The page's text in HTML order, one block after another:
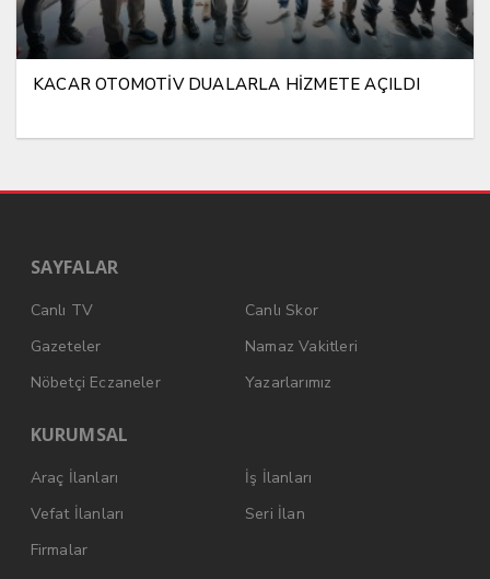
KACAR OTOMOTİV DUALARLA HİZMETE AÇILDI
SAYFALAR
Canlı TV
Canlı Skor
Gazeteler
Namaz Vakitleri
Nöbetçi Eczaneler
Yazarlarımız
KURUMSAL
Araç İlanları
İş İlanları
Vefat İlanları
Seri İlan
Firmalar